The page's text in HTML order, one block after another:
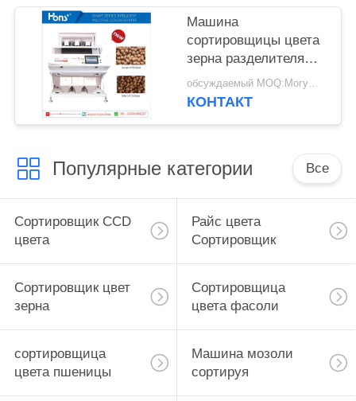
Машина
сортировщицы цвета
зерна разделителя
каналов SGS 2.5t/H 3обсуждаемый MOQ:Могущий быть предметом переговоров
КОНТАКТ
Популярные категории Все
Сортировщик CCD
цвета
Райс цвета
Сортировщик
Сортировщик цвет
зерна
Сортировщица
цвета фасоли
сортировщица
цвета пшеницы
Машина мозоли
сортируя